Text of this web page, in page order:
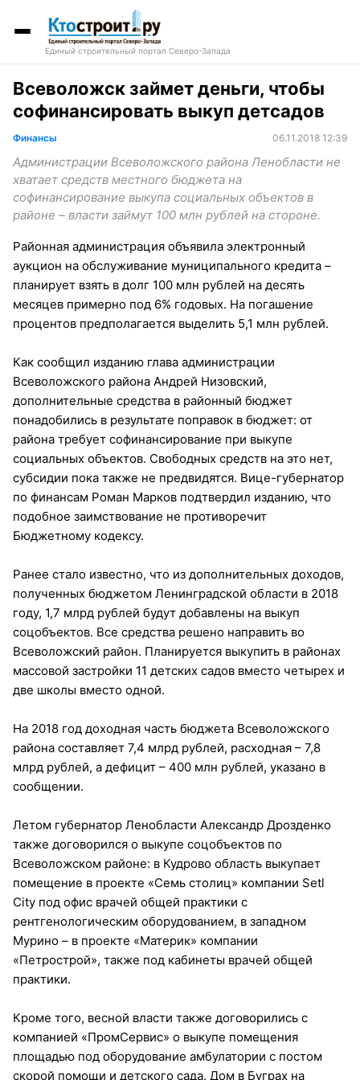
Единый строительный портал Северо-Запада
Всеволожск займет деньги, чтобы
софинансировать выкуп детсадов
Финансы 06.11.2018 12:39
Администрации Всеволожского района Ленобласти не
хватает средств местного бюджета на
софинансирование выкупа социальных объектов в
районе – власти займут 100 млн рублей на стороне.
Районная администрация объявила электронный
аукцион на обслуживание муниципального кредита –
планирует взять в долг 100 млн рублей на десять
месяцев примерно под 6% годовых. На погашение
процентов предполагается выделить 5,1 млн рублей.
Как сообщил изданию глава администрации
Всеволожского района Андрей Низовский,
дополнительные средства в районный бюджет
понадобились в результате поправок в бюджет: от
района требует софинансирование при выкупе
социальных объектов. Свободных средств на это нет,
субсидии пока также не предвидятся. Вице-губернатор
по финансам Роман Марков подтвердил изданию, что
подобное заимствование не противоречит
Бюджетному кодексу.
Ранее стало известно, что из дополнительных доходов,
полученных бюджетом Ленинградской области в 2018
году, 1,7 млрд рублей будут добавлены на выкуп
соцобъектов. Все средства решено направить во
Всеволожский район. Планируется выкупить в районах
массовой застройки 11 детских садов вместо четырех и
две школы вместо одной.
На 2018 год доходная часть бюджета Всеволожского
района составляет 7,4 млрд рублей, расходная – 7,8
млрд рублей, а дефицит – 400 млн рублей, указано в
сообщении.
Летом губернатор Ленобласти Александр Дрозденко
также договорился о выкупе соцобъектов по
Всеволожском районе: в Кудрово область выкупает
помещение в проекте «Семь столиц» компании Setl
City под офис врачей общей практики с
рентгенологическим оборудованием, в западном
Мурино – в проекте «Материк» компании
«Петрострой», также под кабинеты врачей общей
практики.
Кроме того, весной власти также договорились с
компанией «ПромСервис» о выкупе помещения
площадью под оборудование амбулатории с постом
скорой помощи и детского сада. Дом в Буграх на